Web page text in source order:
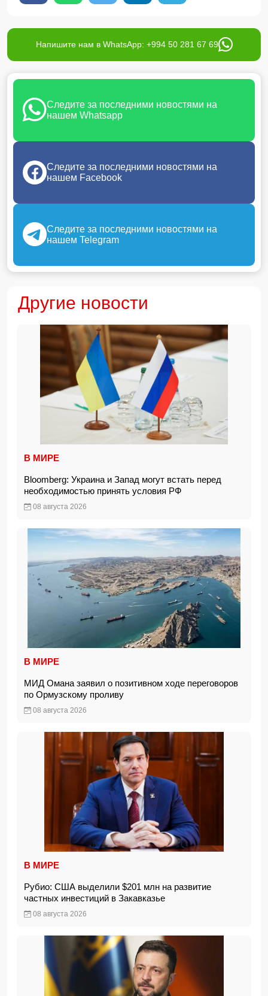
Напишите нам в WhatsApp: +994 50 281 67 69
Следите за последними новостями на
нашем Whatsapp
Следите за последними новостями на
нашем Facebook
Следите за последними новостями на
нашем Telegram
Другие новости
В МИРЕ
Bloomberg: Украина и Запад могут встать перед
необходимостью принять условия РФ
08 августа 2026
В МИРЕ
МИД Омана заявил о позитивном ходе переговоров
по Ормузскому проливу
08 августа 2026
В МИРЕ
Рубио: США выделили $201 млн на развитие
частных инвестиций в Закавказье
08 августа 2026